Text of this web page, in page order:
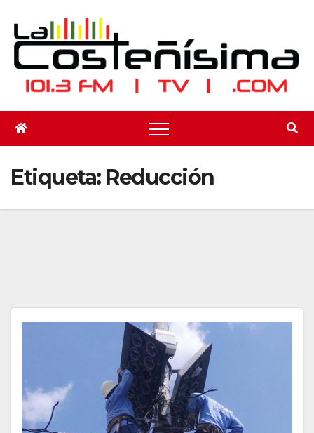
contenido
Etiqueta: Reducción